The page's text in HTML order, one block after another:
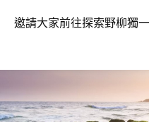
邀請大家前往探索野柳獨